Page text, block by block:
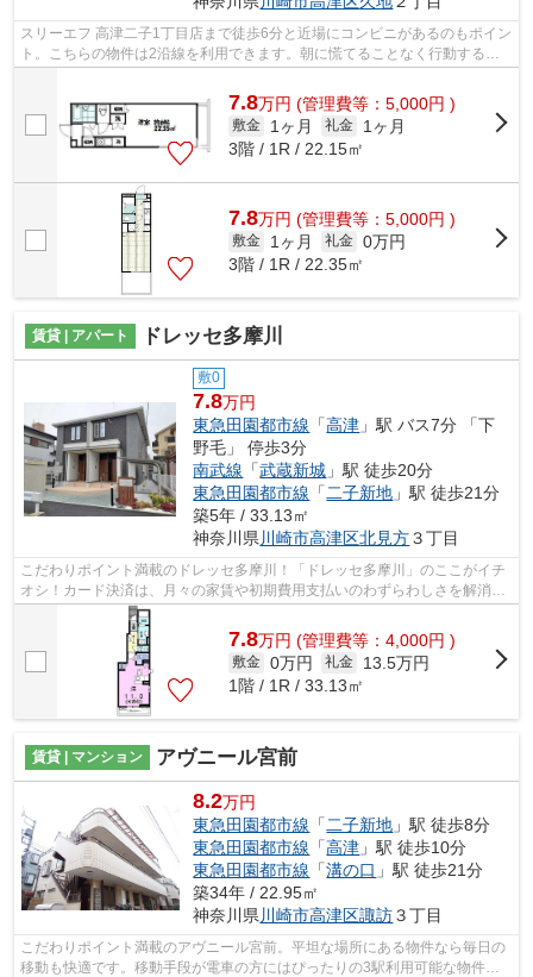
スリーエフ 高津二子1丁目店まで徒歩6分と近場にコンビニがあるのもポイン
ト。こちらの物件は2沿線を利用できます。朝に慌てることなく行動するた
7.8万円 (管理費等：5,000円 )
敷金 1ヶ月 礼金
1ヶ月
3階 / 1R / 22.15㎡
7.8万円 (管理費等：5,000円 )
敷金 1ヶ月 礼金 0万円
3階 / 1R / 22.35㎡
賃貸 | アパート ドレッセ多摩川
敷0
7.8万円
東急田園都市線 「高津 」駅 バス7分 「下
野毛」 停歩3分
南武線 「武蔵新城 」駅 徒歩20分
東急田園都市線 「 二子新地 」駅 徒歩21分
築5年 / 33.13㎡
神奈川県 川崎市高津区北見方３丁目
こだわりポイント満載のドレッセ多摩川！「ドレッセ多摩川」のここがイチ
オシ！カード決済は、月々の家賃や初期費用支払いのわずらわしさを解消し
てくれます！利用可能な駅が2駅あり、...
7.8万円 (管理費等：4,000円 )
敷金 0万円 礼金
13.5万円
1階 / 1R / 33.13㎡
賃貸 | マンション アヴニール宮前
8.2万円
東急田園都市線 「 二子新地 」駅 徒歩8分
東急田園都市線 「高津 」駅 徒歩10分
東急田園都市線 「溝の口 」駅 徒歩21分
築34年 / 22.95㎡
神奈川県 川崎市高津区諏訪３丁目
こだわりポイント満載のアヴニール宮前。平坦な場所にある物件なら毎日の
移動も快適です。移動手段が電車の方にはぴったりの3駅利用可能な物件で